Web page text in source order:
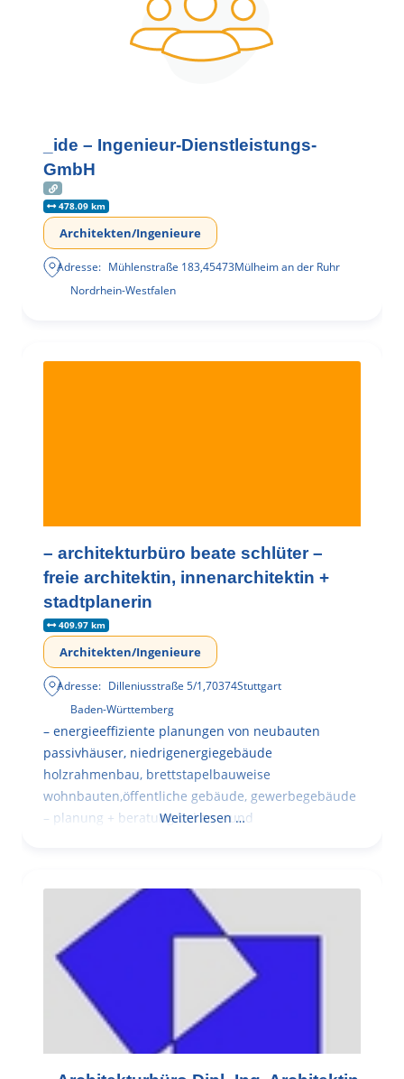
_ide – Ingenieur-Dienstleistungs-
GmbH
478.09 km
Architekten/Ingenieure
Adresse: Mühlenstraße 183,45473Mülheim an der Ruhr
Nordrhein-Westfalen
– architekturbüro beate schlüter –
freie architektin, innenarchitektin +
stadtplanerin
409.97 km
Architekten/Ingenieure
Adresse: Dilleniusstraße 5/1,70374Stuttgart
Baden-Württemberg
– energieeffiziente planungen von neubauten
passivhäuser, niedrigenergiegebäude
holzrahmenbau, brettstapelbauweise
wohnbauten,öffentliche gebäude, gewerbegebäude
– planung + beratung bei an – und
Weiterlesen …